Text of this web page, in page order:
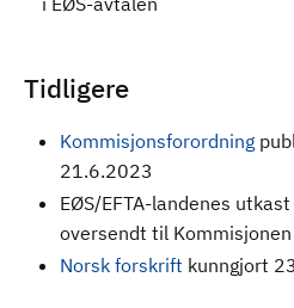
Tidligere
Kommisjonsforordning
21.6.2023
EØS/EFTA-landenes
oversendt til
Norsk forskrift kunngjort